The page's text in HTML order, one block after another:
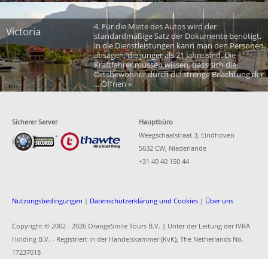
Victoria
4. Für die Miete des Autos wird der
standardmäßige Satz der Dokumente benötigt,
in die Dienstleistungen kann man den Personen
absagen, die jünger als 21 Jahre sind. Die
Kraftfahrer mussen wissen, dass sich die
Ortsbewohner durch die strenge Beachtung der
... Öffnen »
Sicherer Server
Hauptbüro
Weegschaalstraat 3, Eindhoven
5632 CW, Niederlande
+31 40 40 150 44
Nutzungsbedingungen | Datenschutzerklärung und Cookies | Über uns
Copyright © 2002 - 2026 OrangeSmile Tours B.V. | Unter der Leitung der IVRA
Holding B.V. - Registriert in der Handelskammer (KvK), The Netherlands No.
17237018